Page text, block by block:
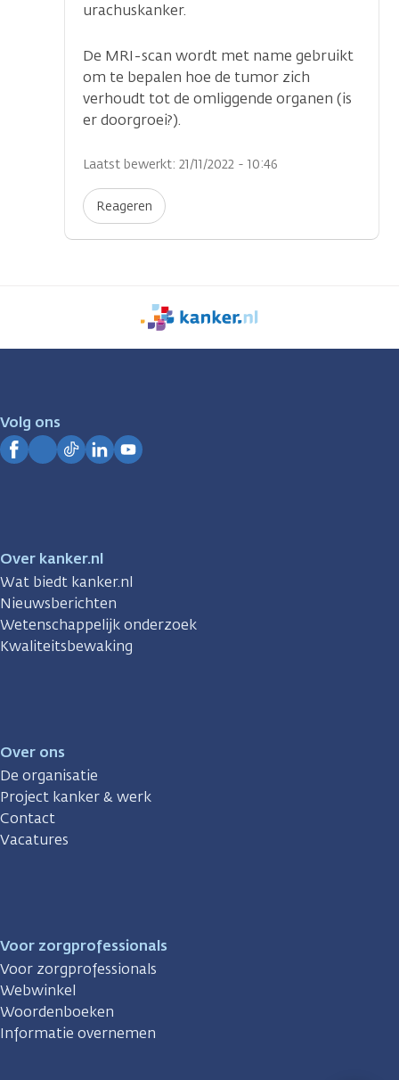
urachuskanker.
De MRI-scan wordt met name gebruikt
om te bepalen hoe de tumor zich
verhoudt tot de omliggende organen (is
er doorgroei?).
Laatst bewerkt: 21/11/2022 - 10:46
Reageren
We
zijn
Volg ons
Over kanker.nl
Wat biedt kanker.nl
Nieuwsberichten
Wetenschappelijk onderzoek
Kwaliteitsbewaking
Over ons
De organisatie
Project kanker & werk
Contact
Vacatures
Voor zorgprofessionals
Voor zorgprofessionals
Webwinkel
Woordenboeken
Informatie overnemen